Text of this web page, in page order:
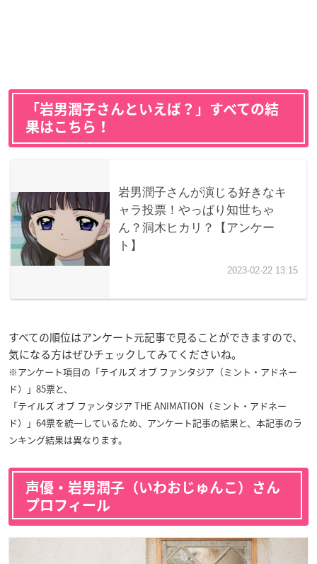
「岩男潤子さんといえば？」すべての結
果はこちら！
すべての順位はアンケート元記事で見ることができますので、
気になる方はぜひチェックしてみてくださいね。
※アンケート項目の「テイルズ オブ ファンタジア（ミント・アドネー
ド）」85票と、
「テイルズ オブ ファンタジア THE ANIMATION（ミント・アドネー
ド）」64票を統一しているため、アンケート記事の結果と、本記事のラ
ンキング結果は異なります。
声優・岩男潤子（いわおじゅんこ）さん
プロフィール